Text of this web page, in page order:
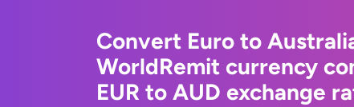
Convert Euro to
WorldRemit currency
EUR to AUD exchange